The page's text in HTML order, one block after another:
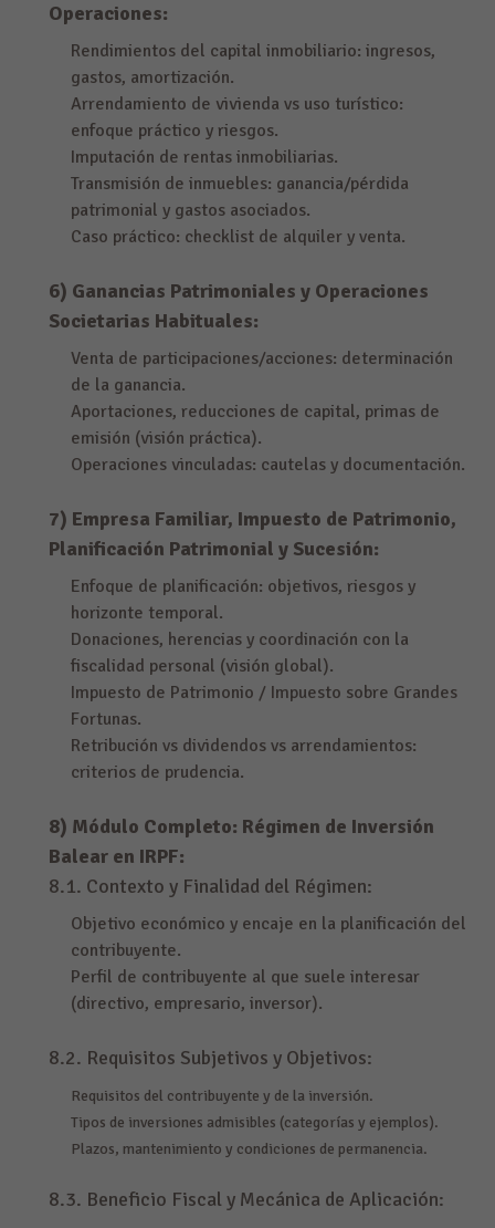
Operaciones:
Rendimientos del capital inmobiliario: ingresos,
gastos, amortización.
Arrendamiento de vivienda vs uso turístico:
enfoque práctico y riesgos.
Imputación de rentas inmobiliarias.
Transmisión de inmuebles: ganancia/pérdida
patrimonial y gastos asociados.
Caso práctico: checklist de alquiler y venta.
6) Ganancias Patrimoniales y Operaciones
Societarias Habituales:
Venta de participaciones/acciones: determinación
de la ganancia.
Aportaciones, reducciones de capital, primas de
emisión (visión práctica).
Operaciones vinculadas: cautelas y documentación.
7) Empresa Familiar, Impuesto de Patrimonio,
Planificación Patrimonial y Sucesión:
Enfoque de planificación: objetivos, riesgos y
horizonte temporal.
Donaciones, herencias y coordinación con la
fiscalidad personal (visión global).
Impuesto de Patrimonio / Impuesto sobre Grandes
Fortunas.
Retribución vs dividendos vs arrendamientos:
criterios de prudencia.
8) Módulo Completo: Régimen de Inversión
Balear en IRPF:
8.1. Contexto y Finalidad del Régimen:
Objetivo económico y encaje en la planificación del
contribuyente.
Perfil de contribuyente al que suele interesar
(directivo, empresario, inversor).
8.2. Requisitos Subjetivos y Objetivos:
Requisitos del contribuyente y de la inversión.
Tipos de inversiones admisibles (categorías y ejemplos).
Plazos, mantenimiento y condiciones de permanencia.
8.3. Beneficio Fiscal y Mecánica de Aplicación: